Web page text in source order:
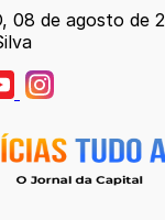
08 de agosto de